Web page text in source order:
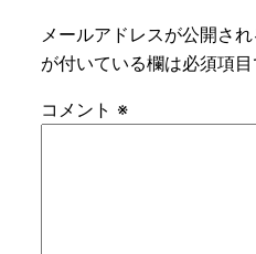
メールアドレスが公開され
が付いている欄は必須項
コメント ※